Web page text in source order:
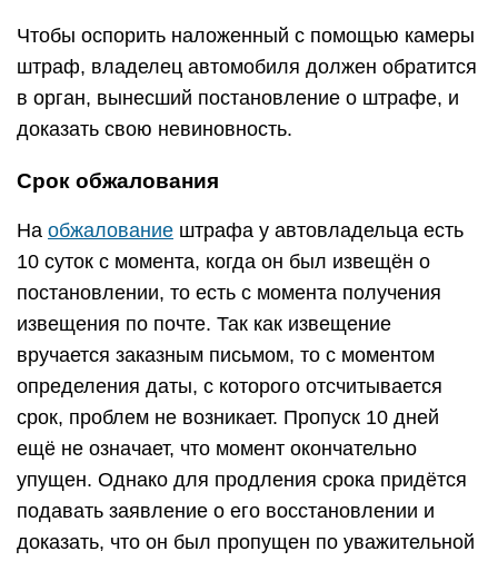
Чтобы оспорить наложенный с помощью камеры
штраф, владелец автомобиля должен обратится
в орган, вынесший постановление о штрафе, и
доказать свою невиновность.
Срок обжалования
На обжалование штрафа у автовладельца есть
10 суток с момента, когда он был извещён о
постановлении, то есть с момента получения
извещения по почте. Так как извещение
вручается заказным письмом, то с моментом
определения даты, с которого отсчитывается
срок, проблем не возникает. Пропуск 10 дней
ещё не означает, что момент окончательно
упущен. Однако для продления срока придётся
подавать заявление о его восстановлении и
доказать, что он был пропущен по уважительной